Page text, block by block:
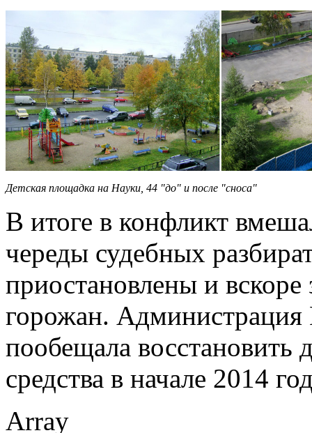
Детская площадка на Науки, 44 "до" и после "сноса"
В итоге в конфликт
череды судебных
приостановлены и вскоре
горожан. Администрация
пообещала восстановить
средства в начале 2014
Array